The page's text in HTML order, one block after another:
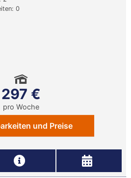
0
297 €
pro Woche
und Preise